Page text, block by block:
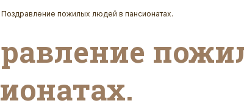
Поздравление пожилых людей в пансионатах.